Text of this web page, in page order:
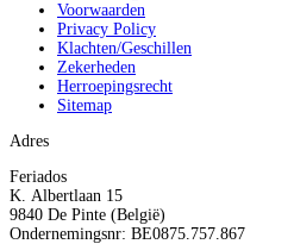
Voorwaarden
Privacy Policy
Klachten/Geschillen
Zekerheden
Herroepingsrecht
Sitemap
Adres
Feriados
K. Albertlaan 15
9840 De Pinte (België)
Ondernemingsnr: BE0875.757.867